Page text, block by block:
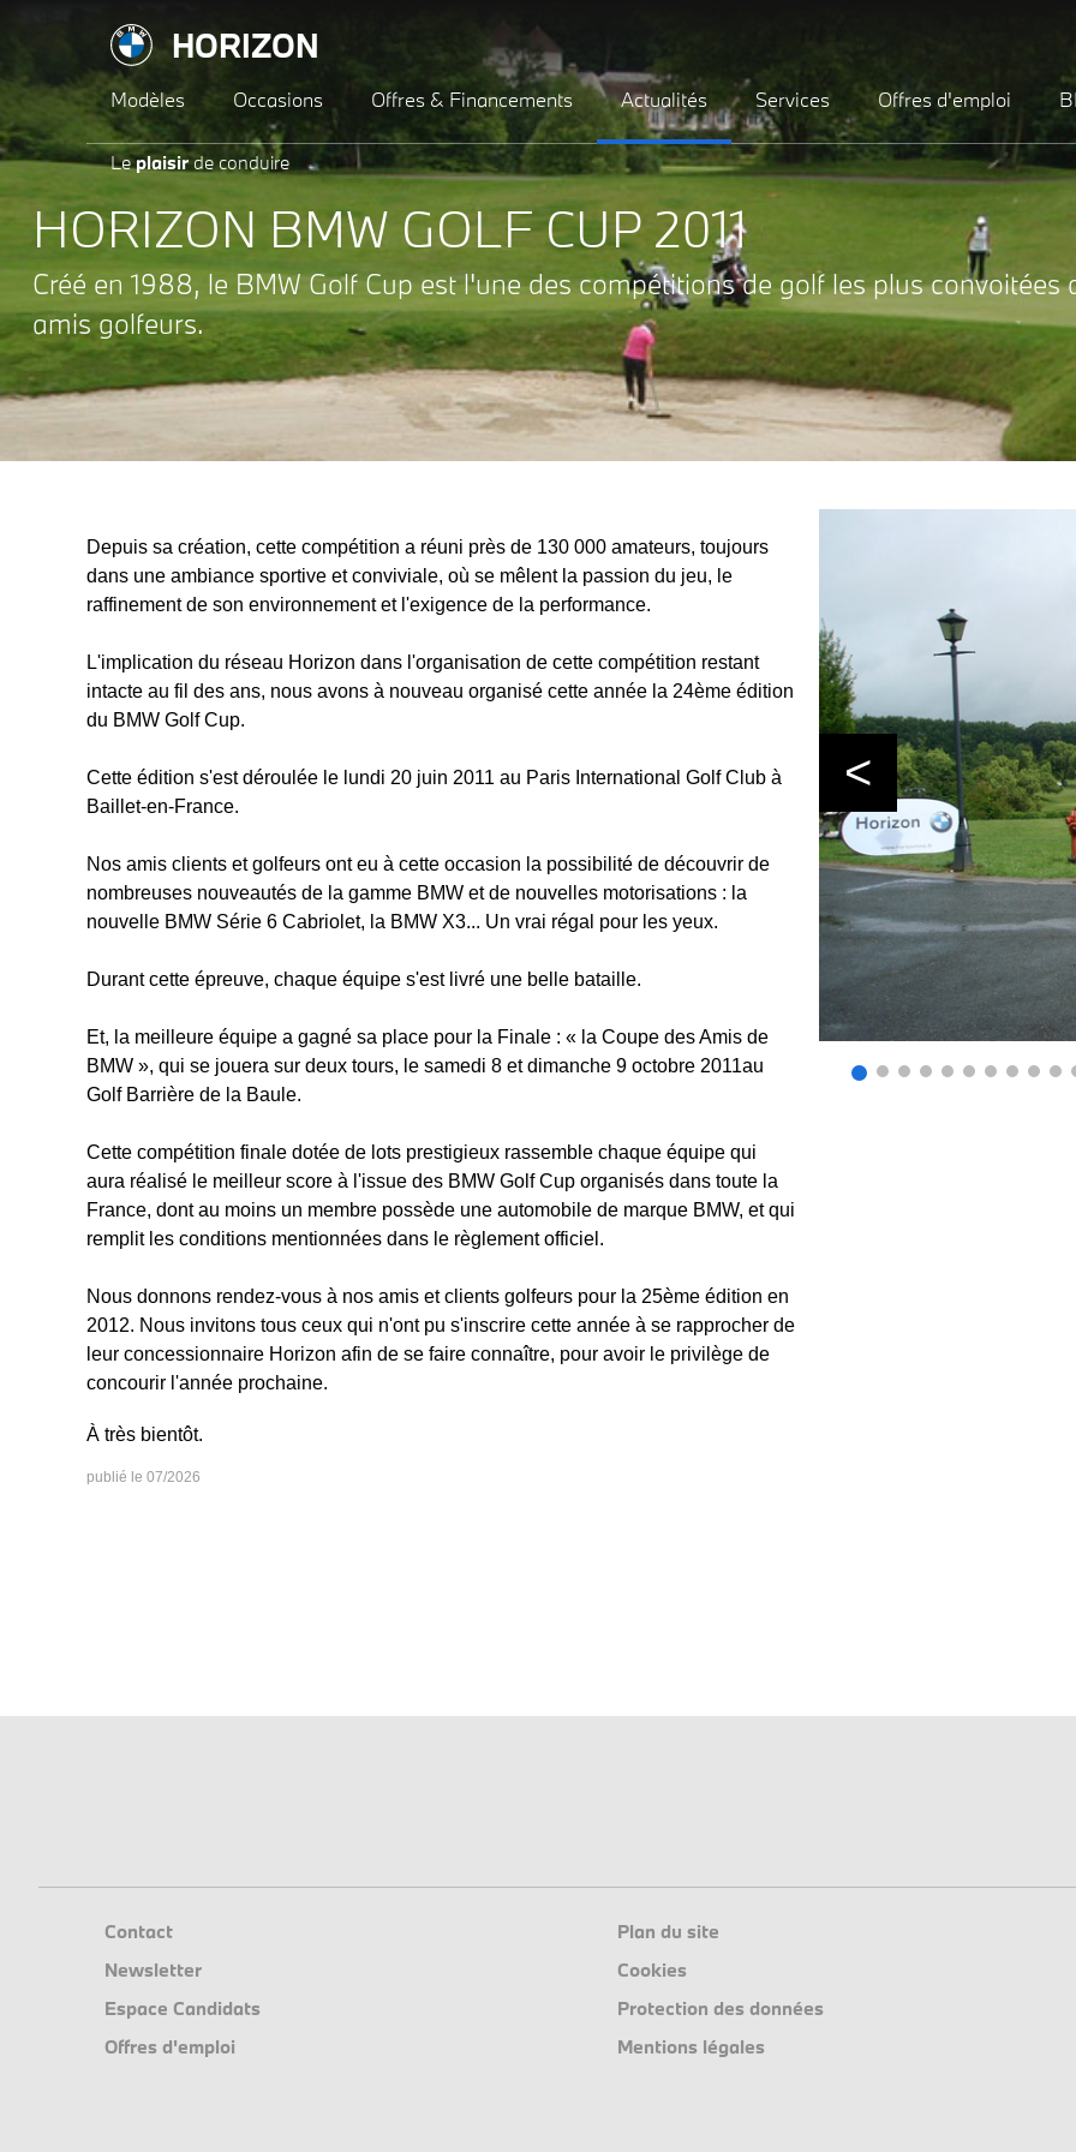
HORIZON
Modèles Occasions Offres & Financements Actualités Services Offres d'emploi
Leplaisirde conduire
HORIZON BMW GOLF CUP 2011
Créé en 1988, le BMW Golf Cup est l'une des compétitions de golf les plus convoitées
amis golfeurs.
Depuis sa création, cette compétition a réuni près de 130 000 amateurs, toujours
dans une ambiance sportive et conviviale, où se mêlent la passion du jeu, le
raffinement de son environnement et l'exigence de la performance.
L'implication du réseau Horizon dans l'organisation de cette compétition restant
intacte au fil des ans, nous avons à nouveau organisé cette année la 24ème édition
du BMW Golf Cup.
Cette édition s'est déroulée le lundi 20 juin 2011 au Paris International Golf Club à
Baillet-en-France.
Nos amis clients et golfeurs ont eu à cette occasion la possibilité de découvrir de
nombreuses nouveautés de la gamme BMW et de nouvelles motorisations : la
nouvelle BMW Série 6 Cabriolet, la BMW X3... Un vrai régal pour les yeux.
Durant cette épreuve, chaque équipe s'est livré une belle bataille.
Et, la meilleure équipe a gagné sa place pour la Finale : « la Coupe des Amis de
BMW », qui se jouera sur deux tours, le samedi 8 et dimanche 9 octobre 2011au
Golf Barrière de la Baule.
Cette compétition finale dotée de lots prestigieux rassemble chaque équipe qui
aura réalisé le meilleur score à l'issue des BMW Golf Cup organisés dans toute la
France, dont au moins un membre possède une automobile de marque BMW, et qui
remplit les conditions mentionnées dans le règlement officiel.
Nous donnons rendez-vous à nos amis et clients golfeurs pour la 25ème édition en
2012. Nous invitons tous ceux qui n'ont pu s'inscrire cette année à se rapprocher de
leur concessionnaire Horizon afin de se faire connaître, pour avoir le privilège de
concourir l'année prochaine.
À très bientôt.
07/2026
<
Contact
Newsletter
Espace Candidats
Offres d'emploi
Plan du site
Cookies
Protection des données
Mentions légales